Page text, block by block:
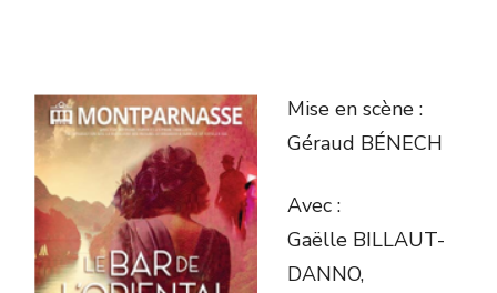
Mise en scène :
Géraud BÉNECH
Avec :
Gaëlle BILLAUT-
DANNO,